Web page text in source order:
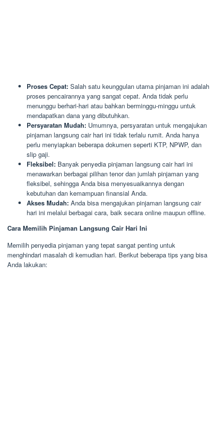
Proses Cepat: Salah satu keunggulan utama pinjaman ini adalah
proses pencairannya yang sangat cepat. Anda tidak perlu
menunggu berhari-hari atau bahkan berminggu-minggu untuk
mendapatkan dana yang dibutuhkan.
Persyaratan Mudah: Umumnya, persyaratan untuk mengajukan
pinjaman langsung cair hari ini tidak terlalu rumit. Anda hanya
perlu menyiapkan beberapa dokumen seperti KTP, NPWP, dan
slip gaji.
Fleksibel: Banyak penyedia pinjaman langsung cair hari ini
menawarkan berbagai pilihan tenor dan jumlah pinjaman yang
fleksibel, sehingga Anda bisa menyesuaikannya dengan
kebutuhan dan kemampuan finansial Anda.
Akses Mudah: Anda bisa mengajukan pinjaman langsung cair
hari ini melalui berbagai cara, baik secara online maupun offline.
Cara Memilih Pinjaman Langsung Cair Hari Ini
Memilih penyedia pinjaman yang tepat sangat penting untuk
menghindari masalah di kemudian hari. Berikut beberapa tips yang bisa
Anda lakukan: